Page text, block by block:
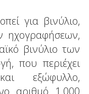
για βινύλιο,
ηχογραφήσεων,
βινύλιο των
που περιέχει
εξώφυλλο,
αριθμό 1.000